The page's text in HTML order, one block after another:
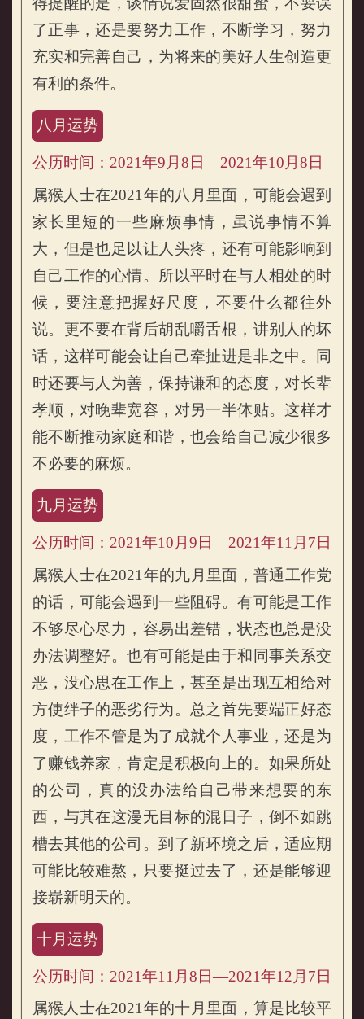
了正事，还是要努力工作，不断学习，努力
充实和完善自己，为将来的美好人生创造更
有利的条件。
八月运势
公历时间：2021年9月8日—2021年10月8日
属猴人士在2021年的八月里面，可能会遇到
家长里短的一些麻烦事情，虽说事情不算
大，但是也足以让人头疼，还有可能影响到
自己工作的心情。所以平时在与人相处的时
候，要注意把握好尺度，不要什么都往外
说。更不要在背后胡乱嚼舌根，讲别人的坏
话，这样可能会让自己牵扯进是非之中。同
时还要与人为善，保持谦和的态度，对长辈
孝顺，对晚辈宽容，对另一半体贴。这样才
能不断推动家庭和谐，也会给自己减少很多
不必要的麻烦。
九月运势
公历时间：2021年10月9日—2021年11月7日
属猴人士在2021年的九月里面，普通工作党
的话，可能会遇到一些阻碍。有可能是工作
不够尽心尽力，容易出差错，状态也总是没
办法调整好。也有可能是由于和同事关系交
恶，没心思在工作上，甚至是出现互相给对
方使绊子的恶劣行为。总之首先要端正好态
度，工作不管是为了成就个人事业，还是为
了赚钱养家，肯定是积极向上的。如果所处
的公司，真的没办法给自己带来想要的东
西，与其在这漫无目标的混日子，倒不如跳
槽去其他的公司。到了新环境之后，适应期
可能比较难熬，只要挺过去了，还是能够迎
接崭新明天的。
十月运势
公历时间：2021年11月8日—2021年12月7日
属猴人士在2021年的十月里面，算是比较平